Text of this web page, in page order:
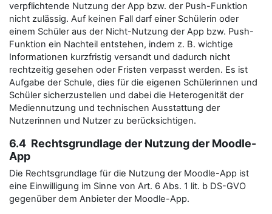
verpflichtende Nutzung der App bzw. der Push-Funktion
nicht zulässig. Auf keinen Fall darf einer Schülerin oder
einem Schüler aus der Nicht-Nutzung der App bzw. Push-
Funktion ein Nachteil entstehen, indem z. B. wichtige
Informationen kurzfristig versandt und dadurch nicht
rechtzeitig gesehen oder Fristen verpasst werden. Es ist
Aufgabe der Schule, dies für die eigenen Schülerinnen und
Schüler sicherzustellen und dabei die Heterogenität der
Mediennutzung und technischen Ausstattung der
Nutzerinnen und Nutzer zu berücksichtigen.
6.4 Rechtsgrundlage der Nutzung der Moodle-
App
Die Rechtsgrundlage für die Nutzung der Moodle-App ist
eine Einwilligung im Sinne von Art. 6 Abs. 1 lit. b DS-GVO
gegenüber dem Anbieter der Moodle-App.